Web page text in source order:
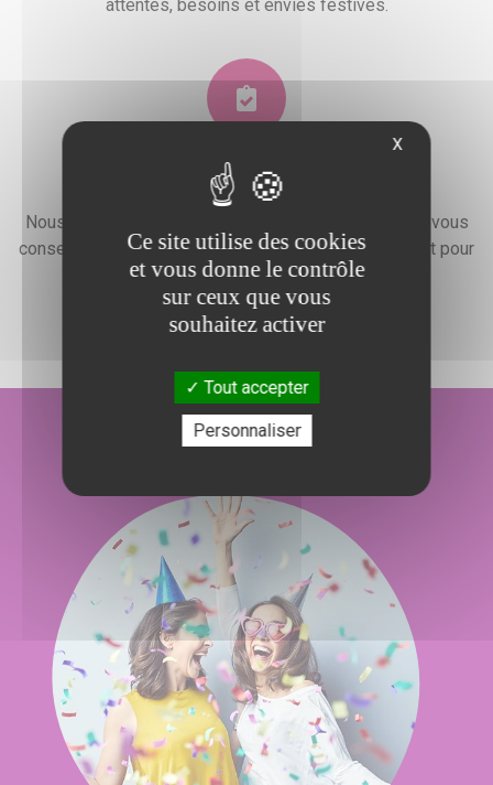
attentes, besoins et envies festives.
Devis gratuit
Nous faisons preuve d'une grande disponibilité pour vous
conseiller, vous renseigner et élaborer un devis gratuit pour
l'organisation de votre événement.
X
Ce site utilise des cookies
et vous donne le contrôle
sur ceux que vous
souhaitez activer
Tout accepter
Personnaliser